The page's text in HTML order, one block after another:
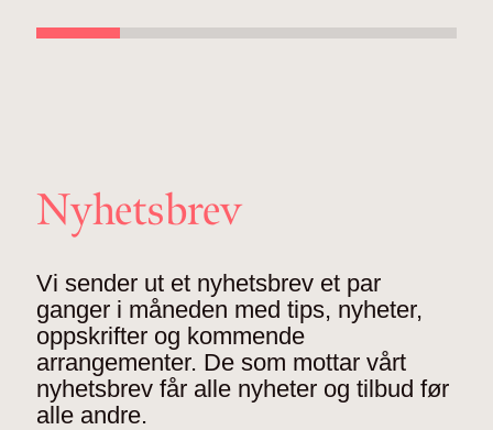
Nyhetsbrev
Vi sender ut et nyhetsbrev et par
ganger i måneden med tips, nyheter,
oppskrifter og kommende
arrangementer. De som mottar vårt
nyhetsbrev får alle nyheter og tilbud før
alle andre.